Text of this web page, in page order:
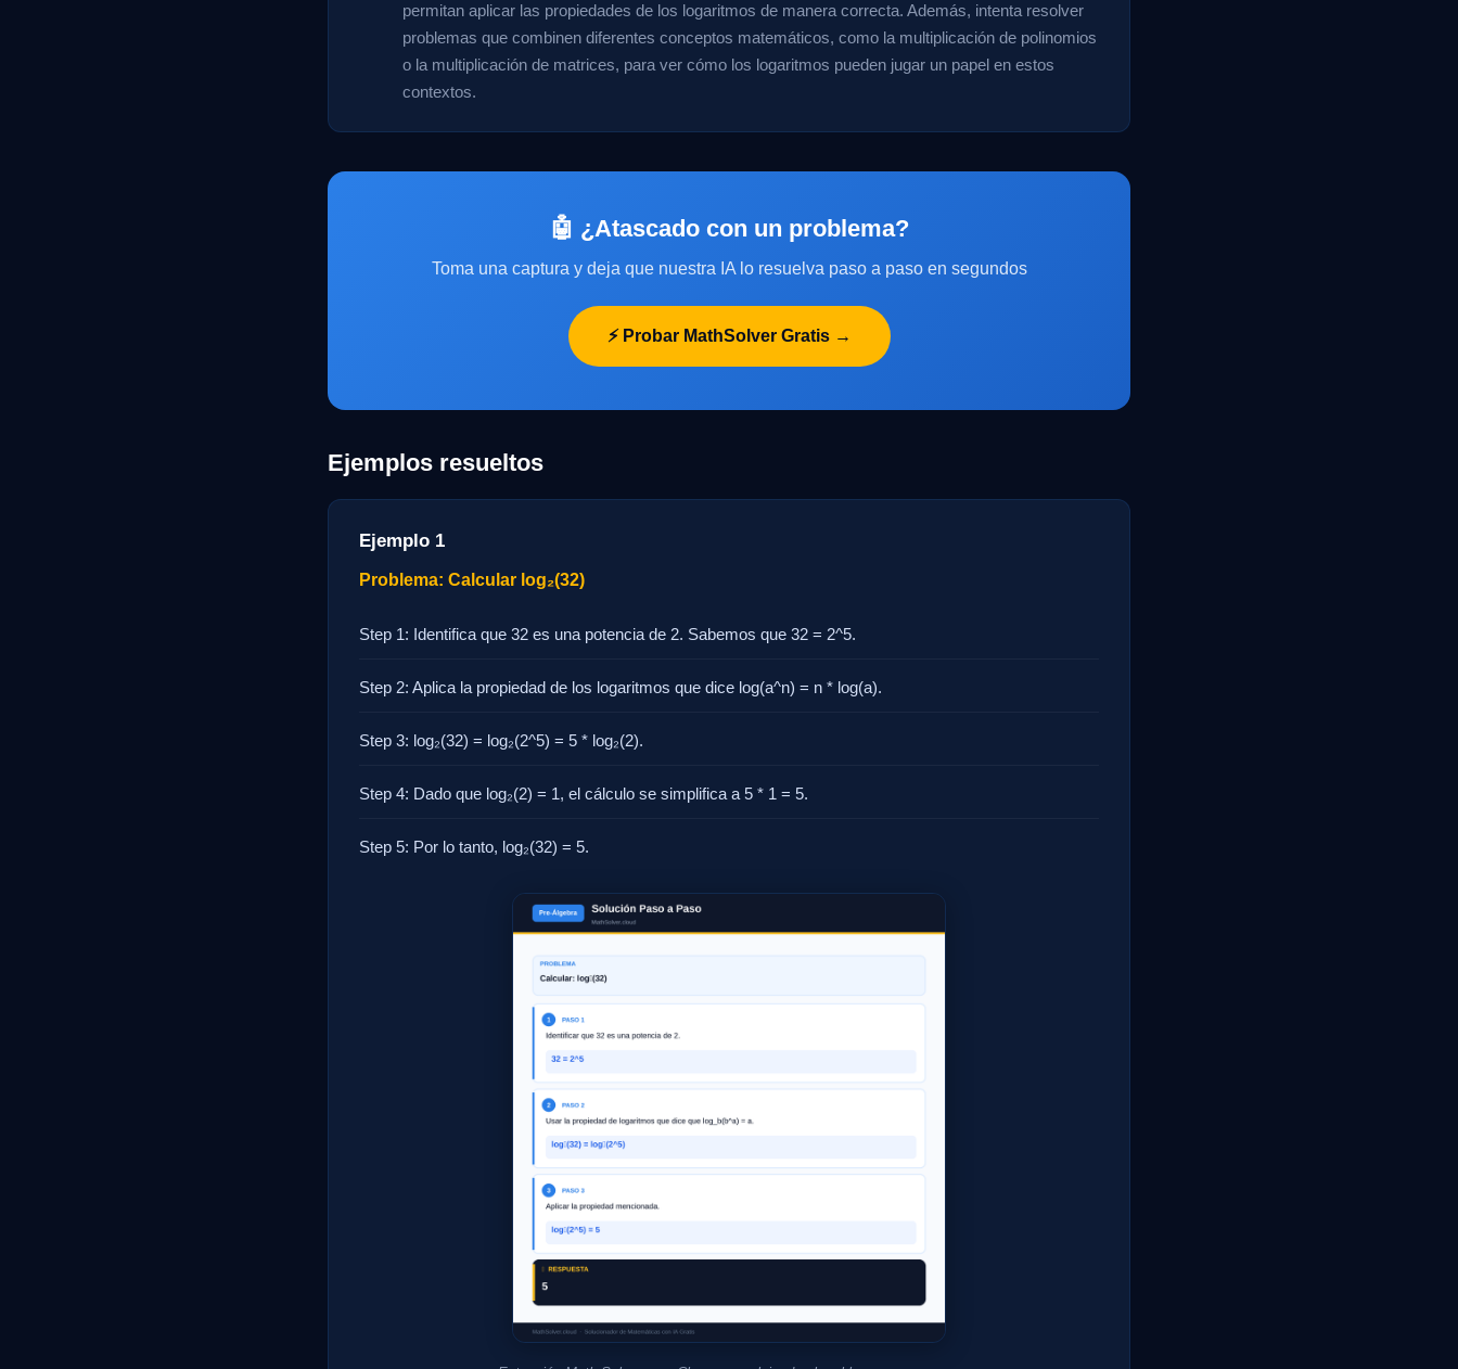
permitan aplicar las propiedades de los logaritmos de manera correcta. Además, intenta resolver
problemas que combinen diferentes conceptos matemáticos, como la multiplicación de polinomios
o la multiplicación de matrices, para ver cómo los logaritmos pueden jugar un papel en estos
contextos.
🤖 ¿Atascado con un problema?
Toma una captura y deja que nuestra IA lo resuelva paso a paso en segundos
⚡ Probar MathSolver Gratis →
Ejemplos resueltos
Ejemplo 1
Problema: Calcular log₂(32)
Step 1: Identifica que 32 es una potencia de 2. Sabemos que 32 = 2^5.
Step 2: Aplica la propiedad de los logaritmos que dice log(a^n) = n * log(a).
Step 3: log₂(32) = log₂(2^5) = 5 * log₂(2).
Step 4: Dado que log₂(2) = 1, el cálculo se simplifica a 5 * 1 = 5.
Step 5: Por lo tanto, log₂(32) = 5.